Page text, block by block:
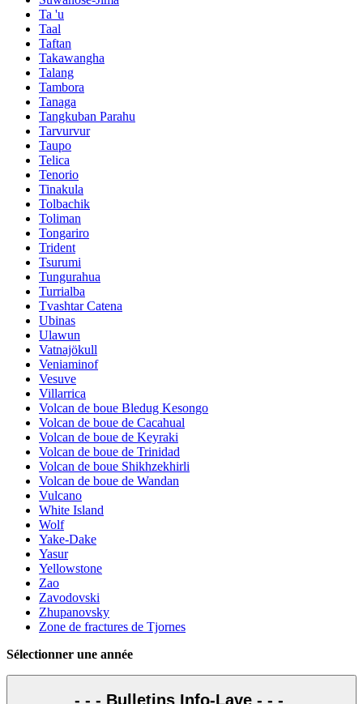
Ta 'u
Taal
Taftan
Takawangha
Talang
Tambora
Tanaga
Tangkuban Parahu
Tarvurvur
Taupo
Telica
Tenorio
Tinakula
Tolbachik
Toliman
Tongariro
Trident
Tsurumi
Tungurahua
Turrialba
Tvashtar Catena
Ubinas
Ulawun
Vatnajökull
Veniaminof
Vesuve
Villarrica
Volcan de boue Bledug Kesongo
Volcan de boue de Cacahual
Volcan de boue de Keyraki
Volcan de boue de Trinidad
Volcan de boue Shikhzekhirli
Volcan de boue de Wandan
Vulcano
White Island
Wolf
Yake-Dake
Yasur
Yellowstone
Zao
Zavodovski
Zhupanovsky
Zone de fractures de Tjornes
Sélectionner une année
- - - Bulletins Info-Lave - - -